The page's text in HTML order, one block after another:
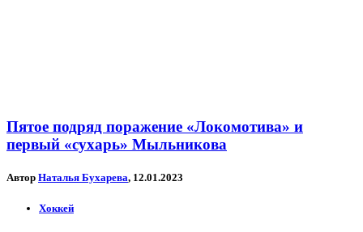
Пятое подряд поражение «Локомотива» и
первый «сухарь» Мыльникова
Автор Наталья Бухарева, 12.01.2023
Хоккей